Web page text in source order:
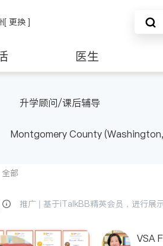
[ 更换 ]
医生
升学顾问/课后辅导
Montgomery County
全部
推广 | 基于iTalkBB精英会员，进行展
VSA